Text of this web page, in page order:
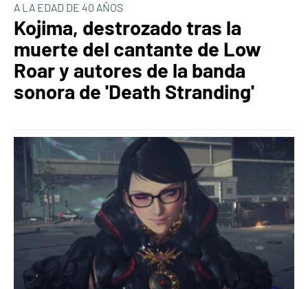
A LA EDAD DE 40 AÑOS
Kojima, destrozado tras la
muerte del cantante de Low
Roar y autores de la banda
sonora de 'Death Stranding'